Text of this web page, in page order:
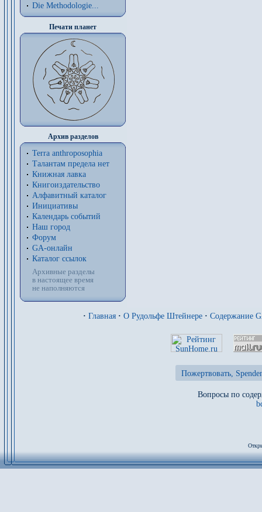
Die Methodologie...
Печати планет
Архив разделов
Terra anthroposophia
Талантам предела нет
Книжная лавка
Книгоиздательство
Алфавитный каталог
Инициативы
Календарь событий
Наш город
Форум
GA-онлайн
Каталог ссылок
Архивные разделы
в настоящее время
не наполняются
· Главная · О Рудольфе Штейнере · Содержание
Пожертвовать,
Вопросы по